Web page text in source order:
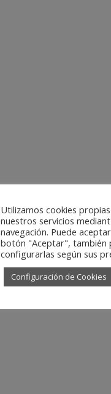
Utilizamos cookies
nuestros servicios
navegación. Puede
botón "Aceptar", también
configurarlas según sus
Configuración de Cookies